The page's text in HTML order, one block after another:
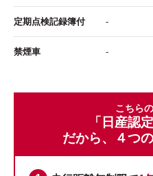
定期点検記録簿付 -
禁煙車 -
こちら
「日産認
だから、４つ